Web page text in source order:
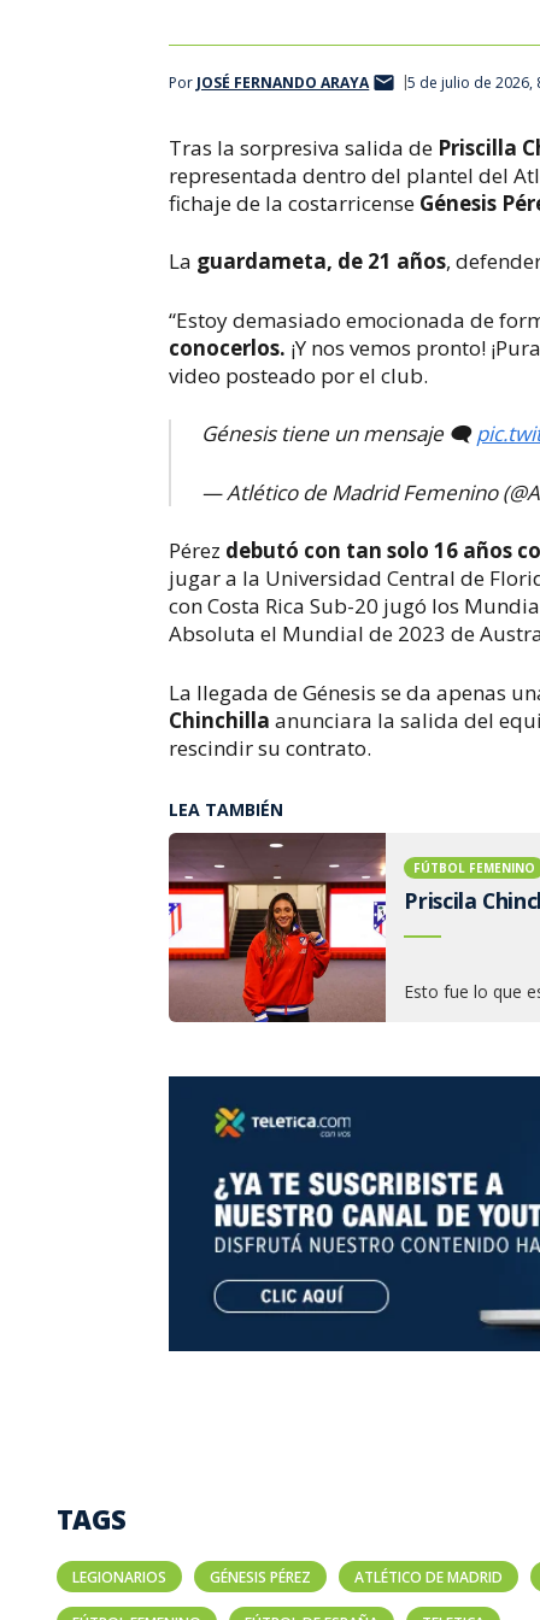
Por JOSÉ FERNANDO ARAYA 5 de julio de 2026,
Tras la sorpresiva salida de Priscilla
representada dentro del plantel del
fichaje de la costarricense Génesis
La guardameta, de 21 años,
“Estoy demasiado emocionada de
conocerlos. ¡Y nos vemos pronto!
video posteado por el club.
Génesis tiene un mensaje 🗨️
— Atlético de Madrid Femenino
Pérez debutó con tan solo 16 años
jugar a la Universidad Central de
con Costa Rica Sub-20 jugó los
Absoluta el Mundial de 2023 de
La llegada de Génesis se da apenas
Chinchilla anunciara la salida del
rescindir su contrato.
LEA TAMBIÉN
FÚTBOL FEMENINO
Priscila
Esto fue lo que
TAGS
LEGIONARIOS GÉNESIS PÉREZ ATLÉTICO DE MADRID